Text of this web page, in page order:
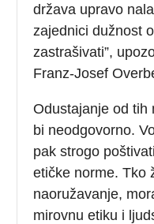
država upravo
zajednici dužnost
zastrašivati”,
Franz-Josef
Odustajanje od tih
bi neodgovorno.
pak strogo
etičke norme. Tko
naoružavanje,
mirovnu etiku i